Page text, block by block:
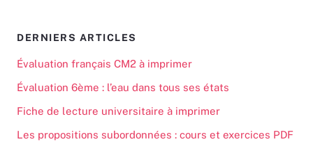
DERNIERS ARTICLES
Évaluation français CM2 à imprimer
Évaluation 6ème : l’eau dans tous ses états
Fiche de lecture universitaire à imprimer
Les propositions subordonnées : cours et exercices PDF